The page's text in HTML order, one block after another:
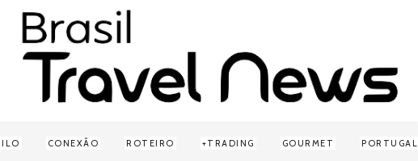
CONEXÃO ROTEIRO TRADING GOURMET PORTUGAL